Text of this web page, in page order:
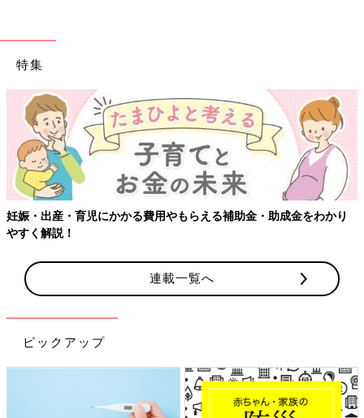
出典：Instagramアカウント「somama___411」
SomAiさんがセブンイレブンで購入したのは、ピスタチオペース
ト入りの「ひとくち焼きショコラ」です。ピスタチオが強く香る
焼きチョコレートで、とてもおいしかったんだそう。食べきりサ
イズなのもうれしいですよね。
を」ごはん作りの救世主！金の○○シリー
家族のためのご飯づくりも毎日だと負担が大き
い、そんな日に活躍するのがセブンイレブンの
ら製法までこだわり抜いて作られているようで
紹介しました。これまでもピスタチオを使った期間限定商品や有
名店監修のスイーツなどが発売されているようです。今後も新た
なピスタチオ系スイーツの登場に注目していきたいですね。
特集
妊娠・出産・育児にかかる費用やもらえる補助金・助成金をわかり
やすく解説！
連載一覧へ
ピックアップ